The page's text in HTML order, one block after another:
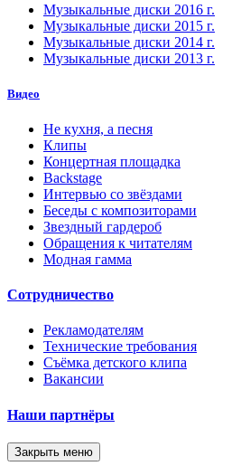
Музыкальные диски 2016 г.
Музыкальные диски 2015 г.
Музыкальные диски 2014 г.
Музыкальные диски 2013 г.
Видео
Не кухня, а песня
Клипы
Концертная площадка
Backstage
Интервью со звёздами
Беседы с композиторами
Звездный гардероб
Обращения к читателям
Модная гамма
Сотрудничество
Рекламодателям
Технические требования
Съёмка детского клипа
Вакансии
Наши партнёры
Закрыть меню